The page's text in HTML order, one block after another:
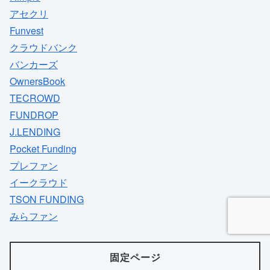
アセクリ
Funvest
クラウドバンク
バンカーズ
OwnersBook
TECROWD
FUNDROP
J.LENDING
Pocket Funding
プレファン
イークラウド
TSON FUNDING
みらファン
固定ページ